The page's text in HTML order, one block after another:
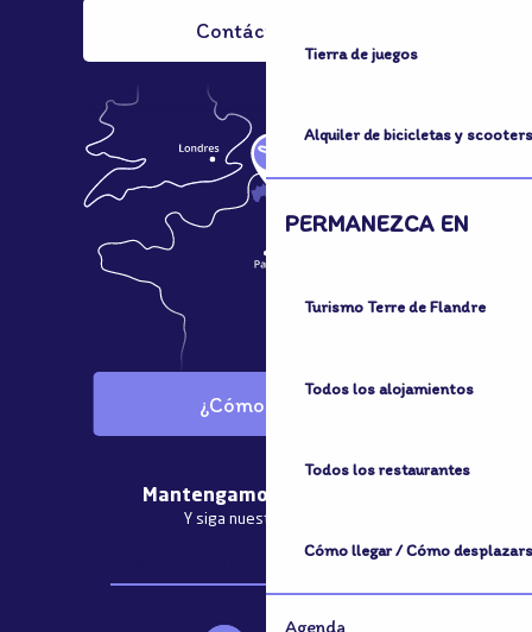
Tierra de juegos
Alquiler de bicicletas y scooters
PERMANEZCA EN
Turismo Terre de Flandre
Todos los alojamientos
Todos los restaurantes
Cómo llegar / Cómo
Agenda
Contáctenos
¿Cómo llegar?
Mantengamos el contacto
Y siga nuestras noticias
Suscríbete al boletín informativo